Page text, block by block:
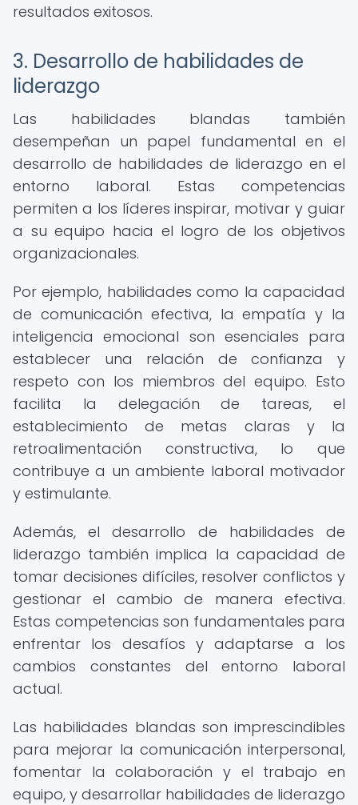
resultados exitosos.
3. Desarrollo de habilidades de
liderazgo
Las habilidades blandas también
desempeñan un papel fundamental en el
desarrollo de habilidades de liderazgo en el
entorno laboral. Estas competencias
permiten a los líderes inspirar, motivar y guiar
a su equipo hacia el logro de los objetivos
organizacionales.
Por ejemplo, habilidades como la capacidad
de comunicación efectiva, la empatía y la
inteligencia emocional son esenciales para
establecer una relación de confianza y
respeto con los miembros del equipo. Esto
facilita la delegación de tareas, el
establecimiento de metas claras y la
retroalimentación constructiva, lo que
contribuye a un ambiente laboral motivador
y estimulante.
Además, el desarrollo de habilidades de
liderazgo también implica la capacidad de
tomar decisiones difíciles, resolver conflictos y
gestionar el cambio de manera efectiva.
Estas competencias son fundamentales para
enfrentar los desafíos y adaptarse a los
cambios constantes del entorno laboral
actual.
Las habilidades blandas son imprescindibles
para mejorar la comunicación interpersonal,
fomentar la colaboración y el trabajo en
equipo, y desarrollar habilidades de liderazgo